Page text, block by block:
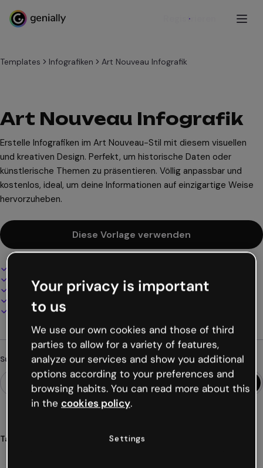
Registrieren
Templates Infografiken Art Nouveau Infografik
Art Nouveau Infografik
Erstelle Infografiken im Art Nouveau-Stil mit diesem visuellen
und kreativen Design. Perfekt, um historische Daten oder
künstlerische Themen zu präsentieren. Völlig anpassbar und
kostenlos, ideal, um deine Informationen auf einzigartige Weise
hervorzuheben.
Diese Vorlage verwenden
100% anpassbar
Audio, Video und Multimedia hinzufügen
Online präsentieren, teilen oder veröffentlichen
Als PDF, MP4 und andere Formate herunterladen
Suchst du etwas anderes?
Tags
Your privacy is important
to us
We use our own cookies and those of third
parties to allow for a variety of features,
analyze our services and show you additional
options according to your preferences and
browsing habits. You can read more about this
in the cookies policy.
Settings